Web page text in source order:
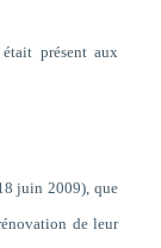
présent aux
juin 2009), que
de leur